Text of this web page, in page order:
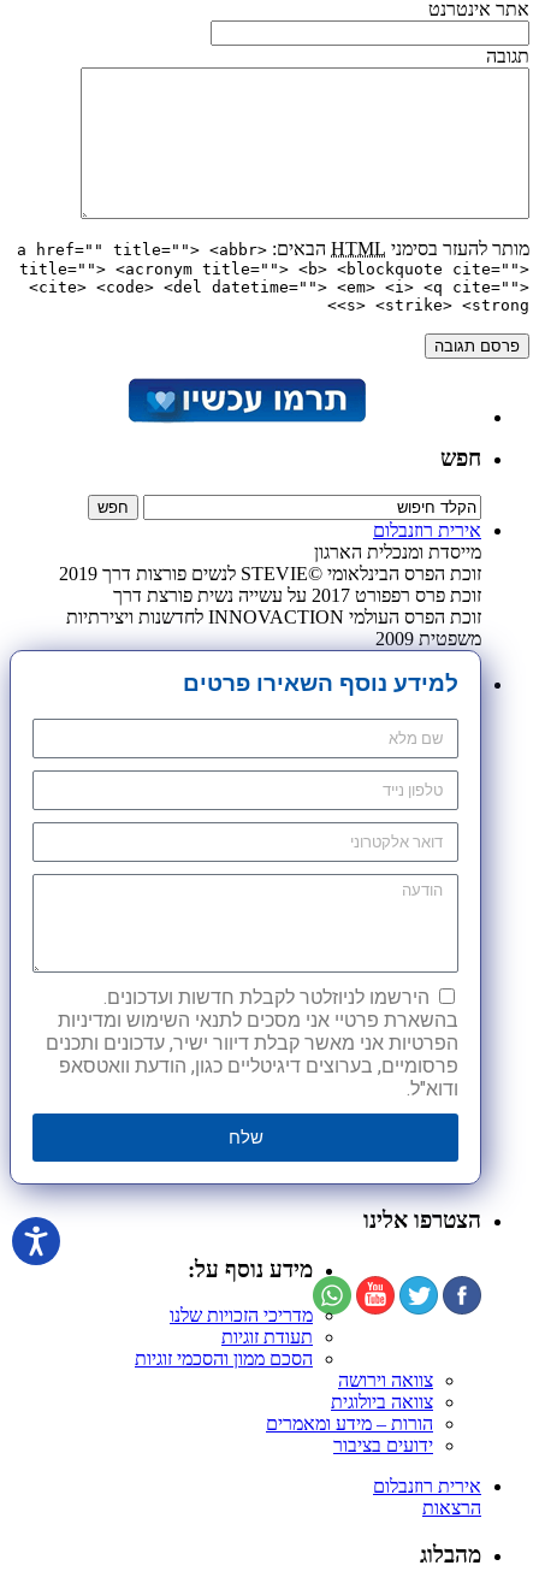
אתר אינטרנט
תגובה
מותר להעזר בסימני HTML הבאים:
<a href="" title=""> <abbr
title=""> <acronym title=""> <b> <blockquote cite="">
<cite> <code> <del datetime=""> <em> <i> <q cite="">
<s> <strike> <strong>
חפש
אירית רוזנבלום
מייסדת ומנכלית הארגון
זוכת הפרס הבינלאומי ©STEVIE לנשים פורצות דרך 2019
זוכת פרס רפפורט 2017 על עשייה נשית פורצת דרך
זוכת הפרס העולמי INNOVACTION לחדשנות ויצירתיות
משפטית 2009
למידע נוסף השאירו פרטים
הירשמו לניוזלטר לקבלת חדשות ועדכונים.
בהשארת פרטיי אני מסכים לתנאי השימוש ומדיניות
הפרטיות אני מאשר קבלת דיוור ישיר, עדכונים ותכנים
פרסומיים, בערוצים דיגיטליים כגון, הודעת וואטסאפ
ודוא"ל.
שלח
הצטרפו אלינו
מידע נוסף על:
מדריכי הזכויות שלנו
תעודת זוגיות
הסכם ממון והסכמי זוגיות
צוואה וירושה
צוואה ביולוגית
הורות – מידע ומאמרים
ידועים בציבור
אירית רוזנבלום
הרצאות
מהבלוג